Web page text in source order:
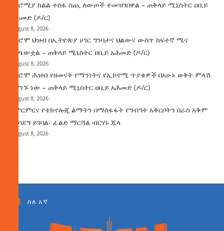
በኦሮሚያ ክልል ተስፋ ሰጪ ለውጦች ተመዝገበዋል – ጠቅላይ ሚኒስትር ዐቢይ
አሕመድ (ዶ/ር)
August 8, 2026
የኦሮሞ ህዝብ በኢትዮጵያ ሀገር ግንባታና ህልውና ውስጥ ከፍተኛ ሚና
ተጫውቷል – ጠቅላይ ሚኒስትር ዐቢይ አሕመድ (ዶ/ር)
August 8, 2026
የኦሮሞ ሕዝብ የዘመናት የማንነትና የኢኮኖሚ ጥያቄዎች በአሁኑ ወቅት ምላሽ
እያገኙ ነው – ጠቅላይ ሚኒስትር ዐቢይ አሕመድ (ዶ/ር)
August 8, 2026
የምርምርና የቴክኖሎጂ ልማትን በማስፋፋት የግብዓት አቅርቦትን በራስ አቅም
ማሳደግ ይገባል- ፊልድ ማርሻል ብርሃኑ ጁላ
August 8, 2026
ስለ እኛ